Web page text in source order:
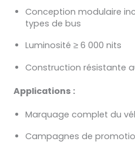
Conception modulaire
types de bus
Luminosité ≥ 6 000 nits
Construction résistante
Applications :
Marquage complet du
Campagnes de